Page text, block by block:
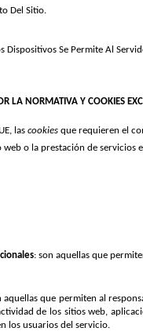
Del Sitio.
Dispositivos Se Permite Al
LA NORMATIVA Y COOKIES
las cookies que requieren el
o la prestación de servicios
: son aquellas que
aquellas que permiten al
de los sitios web,
los usuarios del servicio.